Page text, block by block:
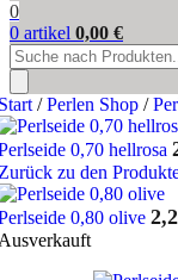
0
0 artikel 0,00 €
Products
search
/ Perlen Shop /
0,70 hellrosa
zu den
0,80 olive